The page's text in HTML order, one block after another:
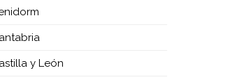
y León